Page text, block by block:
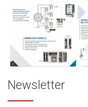
Newsletter